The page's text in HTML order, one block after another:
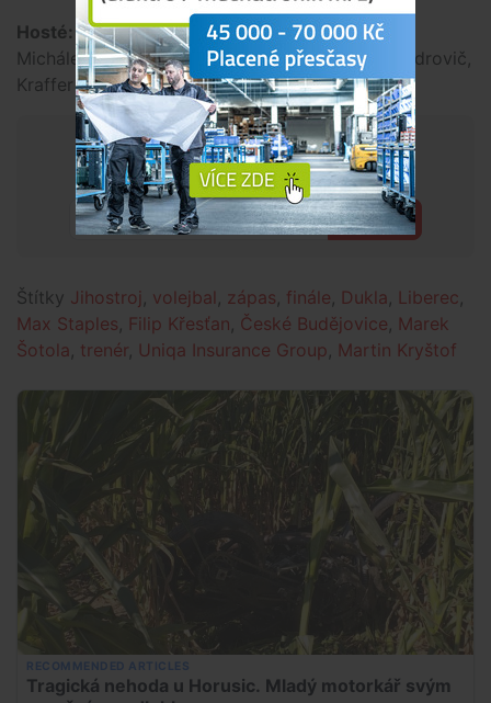
Hosté: Mach, Křesťan, Staples, Todua, De Amo,
Michálek, libero Kryštof. Střídali: Fila, Šotola, Ondrovič,
Kraffer
Chceš mít přehled o tom, co se
děje kolem tebe?
Přihlásit
Štítky Jihostroj volejbal zápas finále Dukla Liberec
Max Staples Filip Křesťan České Budějovice Marek
Šotola trenér Uniqa Insurance Group Martin Kryštof